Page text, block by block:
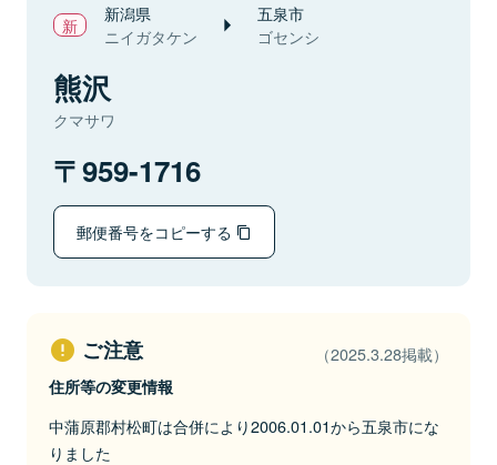
新潟県
ニイガタケン
五泉市
ゴセンシ
熊沢
クマサワ
959-1716
郵便番号をコピーする
ご注意 （2025.3.28掲載）
住所等の変更情報
中蒲原郡村松町は合併により2006.01.01から五泉市にな
りました